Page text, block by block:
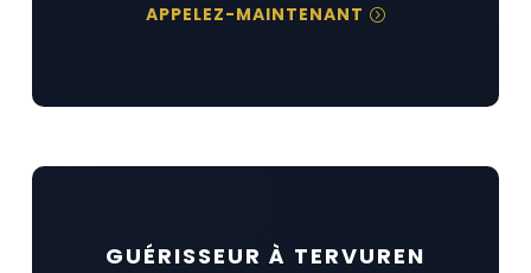
APPELEZ-MAINTENANT
GUÉRISSEUR À TERVUREN